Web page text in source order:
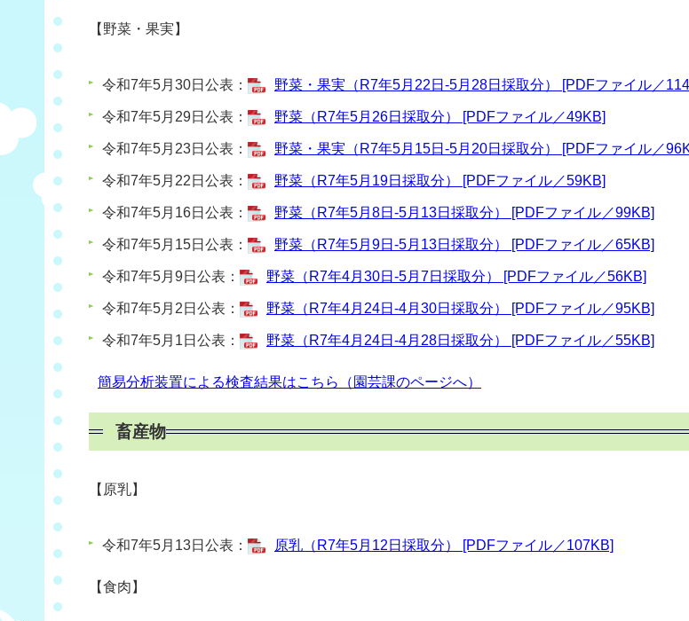
【 野菜・果実】
令和7年5月30日公表： 野菜・果実（R7年5月22日-5月28日採取分） [PDFファイル／
令和7年5月29日公表： 野菜（R7年5月26日採取分） [PDFファイル／49KB]
令和7年5月23日公表： 野菜・果実（R7年5月15日-5月20日採取分） [PDFファイル／
令和7年5月22日公表： 野菜（R7年5月19日採取分） [PDFファイル／59KB]
令和7年5月16日公表： 野菜（R7年5月8日-5月13日採取分） [PDFファイル／99KB]
令和7年5月15日公表： 野菜（R7年5月9日-5月13日採取分） [PDFファイル／65KB]
令和7年5月9日公表： 野菜（R7年4月30日-5月7日採取分） [PDFファイル／56KB]
令和7年5月2日公表： 野菜（R7年4月24日-4月30日採取分） [PDFファイル／95KB]
令和7年5月1日公表： 野菜（R7年4月24日-4月28日採取分） [PDFファイル／55KB]
簡易分析装置による検査結果はこちら（園芸課のページへ）
畜産物
【原乳】
令和7年5月13日公表： 原乳（R7年5月12日採取分） [PDFファイル／107KB]
【食肉】